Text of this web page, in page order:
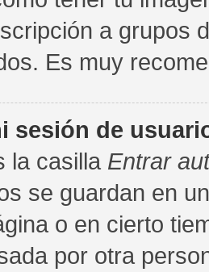
a grupos
Es muy
sesión de
la casilla Entrar
se guardan en
o en cierto
por otra